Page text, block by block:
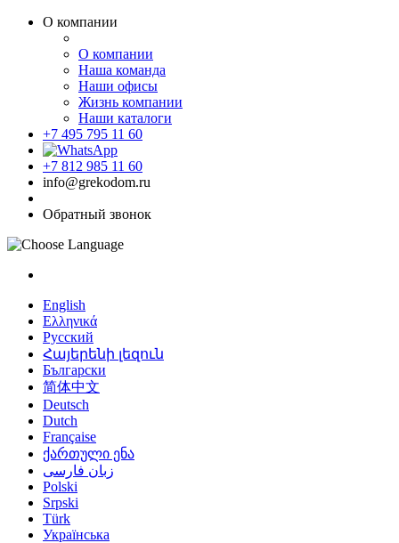
О компании
О компании
Наша команда
Наши офисы
Жизнь компании
Наши каталоги
+7 495 795 11 60
+7 812 985 11 60
info@grekodom.ru
Обратный звонок
English
Ελληνικά
Русский
Հայերենի լեզուն
Български
简体中文
Deutsch
Dutch
Française
ქართული ენა
زبان فارسی
Polski
Srpski
Türk
Українська